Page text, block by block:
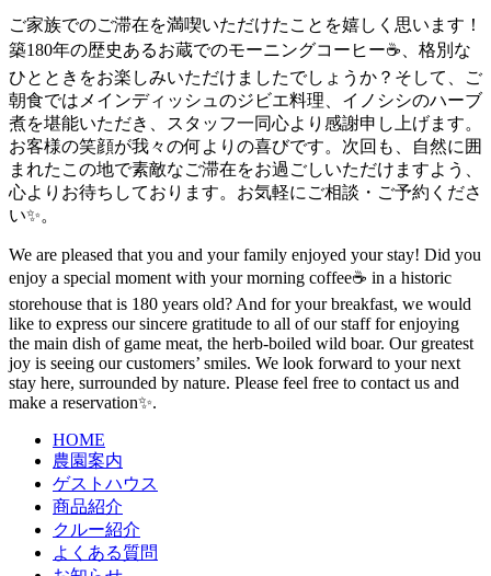
ご家族でのご滞在を満喫いただけたことを嬉しく思います！
築180年の歴史あるお蔵でのモーニングコーヒー☕、格別な
ひとときをお楽しみいただけましたでしょうか？そして、ご
朝食ではメインディッシュのジビエ料理、イノシシのハーブ
煮を堪能いただき、スタッフ一同心より感謝申し上げます。
お客様の笑顔が我々の何よりの喜びです。次回も、自然に囲
まれたこの地で素敵なご滞在をお過ごしいただけますよう、
心よりお待ちしております。お気軽にご相談・ご予約くださ
い️✨。
We are pleased that you and your family enjoyed your stay! Did you
enjoy a special moment with your morning coffee☕ in a historic
storehouse that is 180 years old? And for your breakfast, we would
like to express our sincere gratitude to all of our staff for enjoying
the main dish of game meat, the herb-boiled wild boar. Our greatest
joy is seeing our customers’ smiles. We look forward to your next
stay here, surrounded by nature. Please feel free to contact us and
make a reservation️✨.
HOME
農園案内
ゲストハウス
商品紹介
クルー紹介
よくある質問